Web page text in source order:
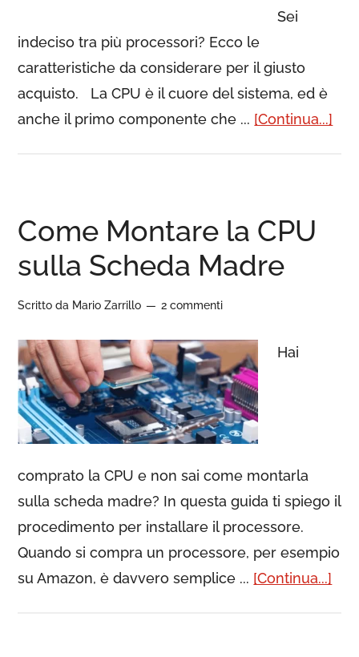
Sei
indeciso tra più processori? Ecco le
caratteristiche da considerare per il giusto
acquisto. La CPU è il cuore del sistema, ed è
anche il primo componente che ... [Continua...]
Come Montare la CPU
sulla Scheda Madre
Scritto da Mario Zarrillo 2 commenti
Hai
comprato la CPU e non sai come montarla
sulla scheda madre? In questa guida ti spiego il
procedimento per installare il processore.
Quando si compra un processore, per esempio
su Amazon, è davvero semplice ... [Continua...]